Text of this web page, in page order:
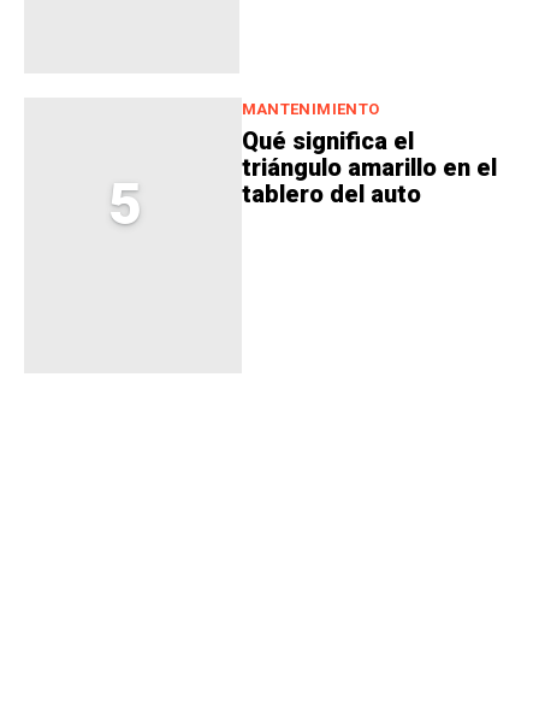
5
MANTENIMIENTO
Qué significa el
triángulo amarillo en el
tablero del auto